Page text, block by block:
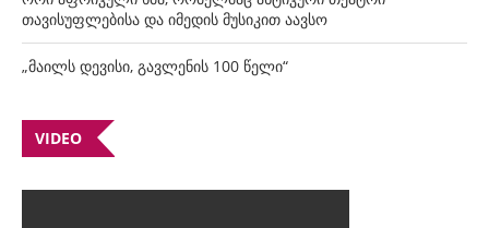
თავისუფლებისა და იმედის მუსიკით აავსო
„მაილს დევისი, გავლენის 100 წელი“
VIDEO